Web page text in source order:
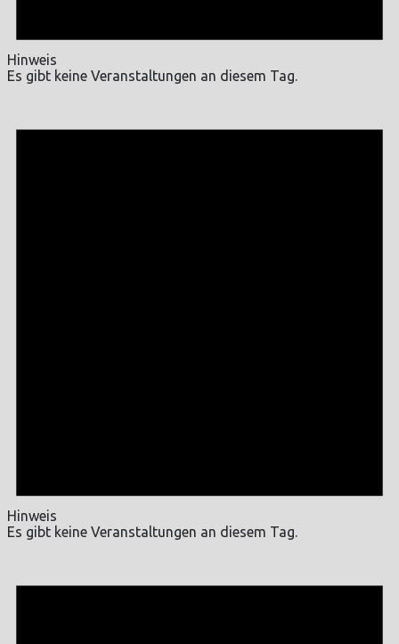
Hinweis
Es gibt keine Veranstaltungen an diesem Tag.
Hinweis
Es gibt keine Veranstaltungen an diesem Tag.